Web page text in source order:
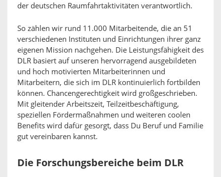
der deutschen Raumfahrtaktivitäten verantwortlich.
So zählen wir rund 11.000 Mitarbeitende, die an 51
verschiedenen Instituten und Einrichtungen ihrer ganz
eigenen Mission nachgehen. Die Leistungsfähigkeit des
DLR basiert auf unseren hervorragend ausgebildeten
und hoch motivierten Mitarbeiterinnen und
Mitarbeitern, die sich im DLR kontinuierlich fortbilden
können. Chancengerechtigkeit wird großgeschrieben.
Mit gleitender Arbeitszeit, Teilzeitbeschäftigung,
speziellen Fördermaßnahmen und weiteren coolen
Benefits wird dafür gesorgt, dass Du Beruf und Familie
gut vereinbaren kannst.
Die Forschungsbereiche beim DLR